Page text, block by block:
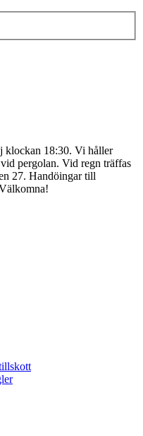
klockan 18:30. Vi håller
pergolan. Vid regn träffas
27. Handöingar till